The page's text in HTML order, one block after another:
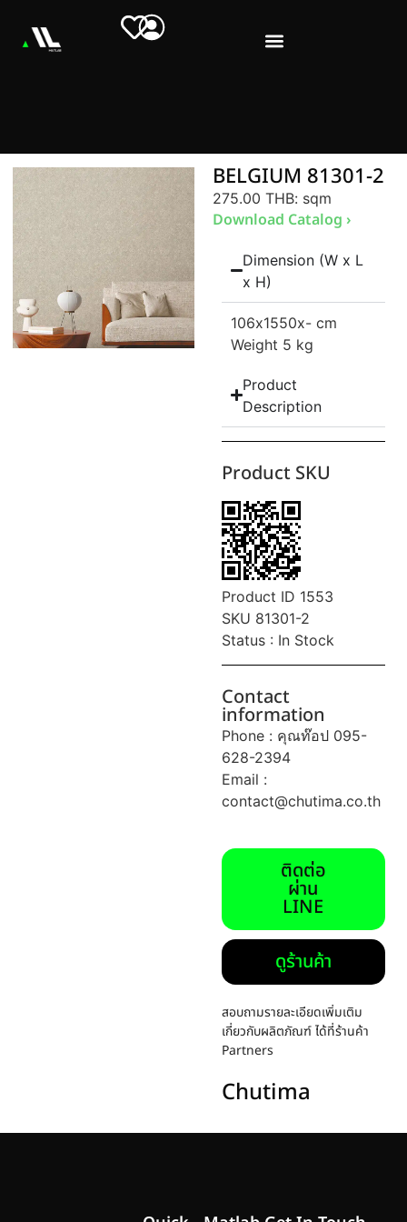
BELGIUM 81301-2
275.00 THB: sqm
Download Catalog ›
Dimension (W x L
x H)
106x1550x- cm
Weight 5 kg
Product
Description
Product SKU
Product ID 1553
SKU 81301-2
Status : In Stock
Contact
information
Phone : คุณท๊อป 095-
628-2394
Email :
contact@chutima.co.th
ติดต่อ
ผ่าน
LINE
ดูร้านค้า
สอบถามรายละเอียดเพิ่มเติม
เกี่ยวกับผลิตภัณฑ์ ได้ที่ร้านค้า
Partners
Chutima